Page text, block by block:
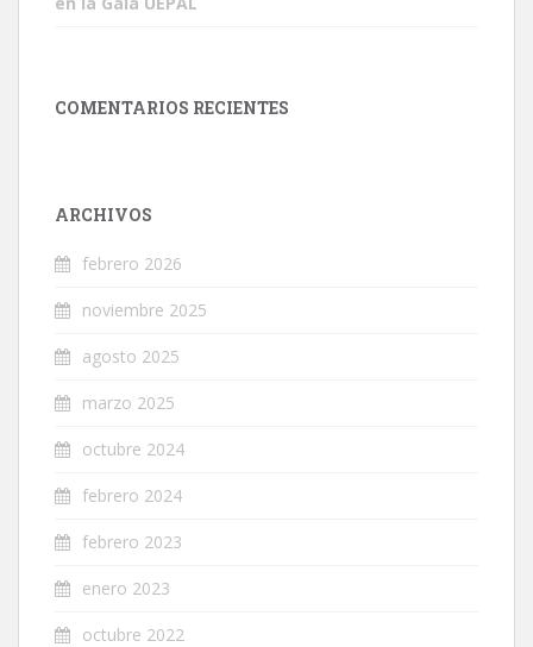
COMENTARIOS RECIENTES
ARCHIVOS
febrero 2026
noviembre 2025
agosto 2025
marzo 2025
octubre 2024
febrero 2024
febrero 2023
enero 2023
octubre 2022